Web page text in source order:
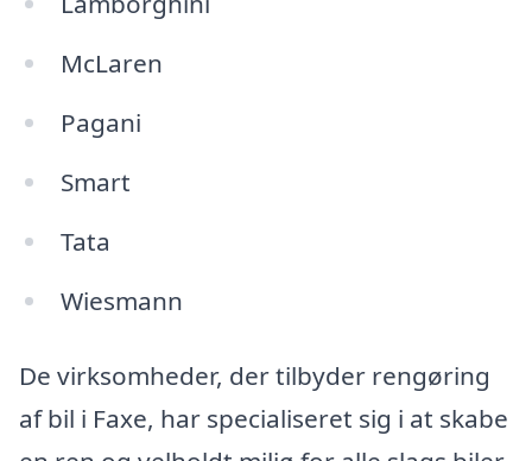
McLaren
Pagani
Smart
Tata
Wiesmann
De virksomheder, der tilbyder rengøring
af bil i Faxe, har specialiseret sig i at skabe